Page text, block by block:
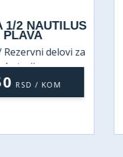
delovi za
/ KOM